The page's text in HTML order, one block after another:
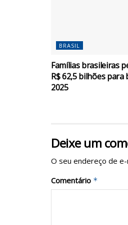
BRASIL
Famílias brasileiras
R$ 62,5 bilhões para
2025
Deixe um
O seu endereço de
Comentário *